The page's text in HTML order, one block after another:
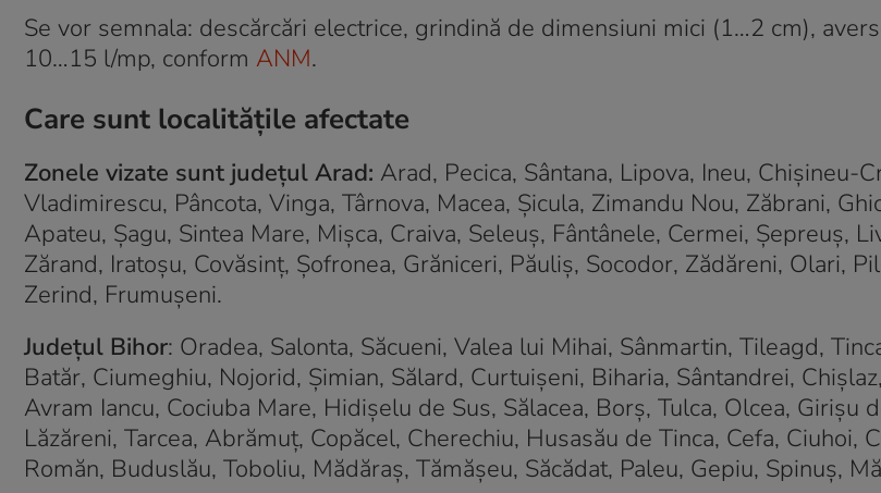
Se vor semnala: descărcări electrice, grindină de dimensiuni mici (1…2 cm),
10…15 l/mp, conform ANM.
Care sunt localitățile afectate
Zonele vizate sunt județul Arad: Arad, Pecica, Sântana, Lipova, Ineu, Chișineu-
Vladimirescu, Pâncota, Vinga, Târnova, Macea, Șicula, Zimandu Nou, Zăbrani,
Apateu, Șagu, Sintea Mare, Mișca, Craiva, Seleuș, Fântânele, Cermei, Șepreuș,
Zărand, Iratoșu, Covăsinț, Șofronea, Grăniceri, Păuliș, Socodor, Zădăreni, Olari,
Zerind, Frumușeni.
Județul Bihor: Oradea, Salonta, Săcueni, Valea lui Mihai, Sânmartin, Tileagd,
Batăr, Ciumeghiu, Nojorid, Șimian, Sălard, Curtuișeni, Biharia, Sântandrei,
Avram Iancu, Cociuba Mare, Hidișelu de Sus, Sălacea, Borș, Tulca, Olcea, Girișu
Lăzăreni, Tarcea, Abrămuț, Copăcel, Cherechiu, Husasău de Tinca, Cefa, Ciuhoi,
Romăn, Buduslău, Toboliu, Mădăraș, Tămășeu, Săcădat, Paleu, Gepiu, Spinuș,